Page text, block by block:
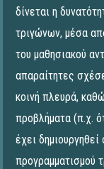
δίνεται η
τριγώνων, μέσα
του μαθησιακού
απαραίτητες
κοινή πλευρά,
προβλήματα (π.χ.
έχει
προγραμματισμού